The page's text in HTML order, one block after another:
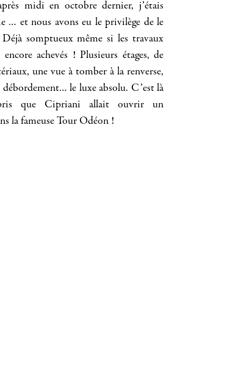
midi en octobre dernier, j’étais
… et nous avons eu le privilège de le
somptueux même si les travaux
encore achevés ! Plusieurs étages, de
une vue à tomber à la renverse,
débordement… le luxe absolu. C’est là
que Cipriani allait ouvrir un
la fameuse Tour Odéon !